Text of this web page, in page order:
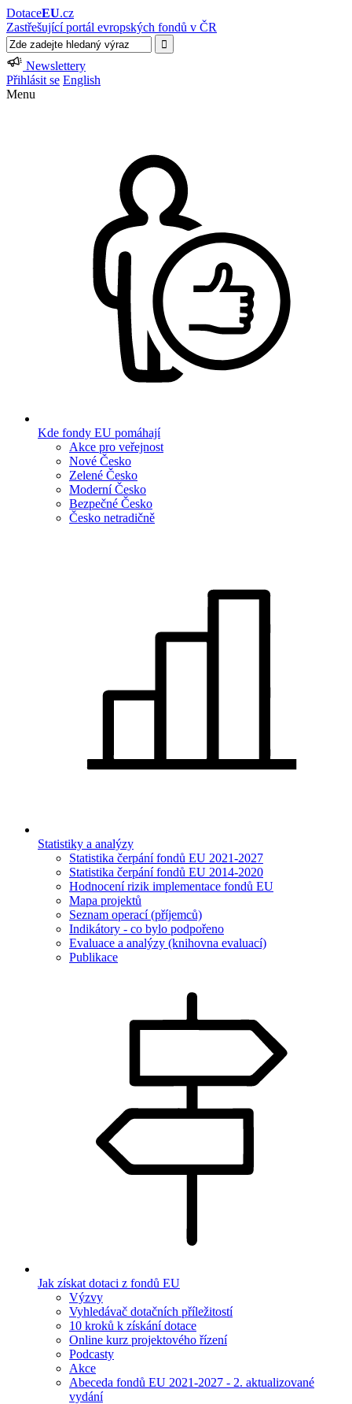
DotaceEU.cz
Zastřešující portál evropských fondů v ČR
Newslettery
Přihlásit se English
Menu
Kde fondy EU pomáhají
Akce pro veřejnost
Nové Česko
Zelené Česko
Moderní Česko
Bezpečné Česko
Česko netradičně
Statistiky a analýzy
Statistika čerpání fondů EU 2021-2027
Statistika čerpání fondů EU 2014-2020
Hodnocení rizik implementace fondů EU
Mapa projektů
Seznam operací (příjemců)
Indikátory - co bylo podpořeno
Evaluace a analýzy (knihovna evaluací)
Publikace
Jak získat dotaci z fondů EU
Výzvy
Vyhledávač dotačních příležitostí
10 kroků k získání dotace
Online kurz projektového řízení
Podcasty
Akce
Abeceda fondů EU 2021-2027 - 2. aktualizované
vydání